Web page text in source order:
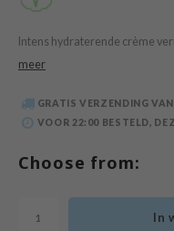
Intens hydraterende crème
meer
GRATIS VERZENDING
VOOR 22:00 BESTELD,
Choose from:
In